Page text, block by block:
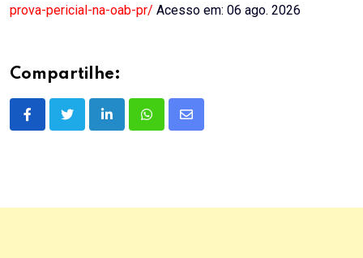
prova-pericial-na-oab-pr/ Acesso em: 06 ago. 2026
Compartilhe:
LinkedInWhatsappShare